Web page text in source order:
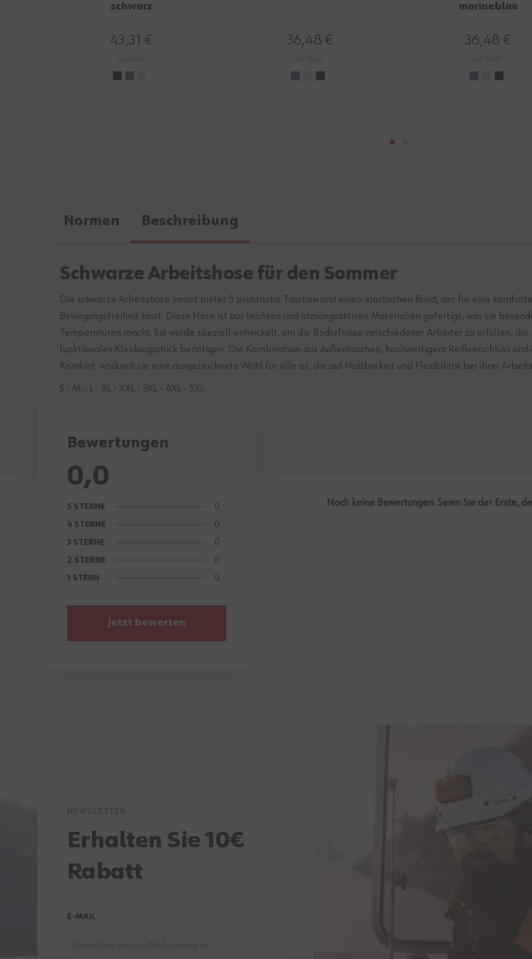
schwarz
43,31 € 36,48 €
marineblau
36,48 €
Normen Beschreibung
Schwarze Arbeitshose für den Sommer
Die schwarze Arbeitshose Smart bietet 5 praktische Taschen und einen elastischen Bund, der für eine
Bewegungsfreiheit lässt. Diese Hose ist aus leichten und atmungsaktiven Materialien gefertigt, was sie
Temperaturen macht. Sie wurde speziell entwickelt, um die Bedürfnisse verschiedener Arbeiter zu erfüllen,
funktionales Kleidungsstück benötigen. Die Kombination aus Außentaschen, hochwertigem Reißverschluss
Komfort, wodurch sie eine ausgezeichnete Wahl für alle ist, die auf Haltbarkeit und Flexibilität bei ihrer
S - M - L - XL - XXL - 3XL - 4XL - 5XL
Bewertungen
0,0
5 STERNE 0
4 STERNE 0
3 STERNE 0
2 STERNE 0
1 STERN 0
Jetzt bewerten
Noch keine Bewertungen. Seien Sie der Erste,
Erhalten Sie 10€
Rabatt
E-MAIL